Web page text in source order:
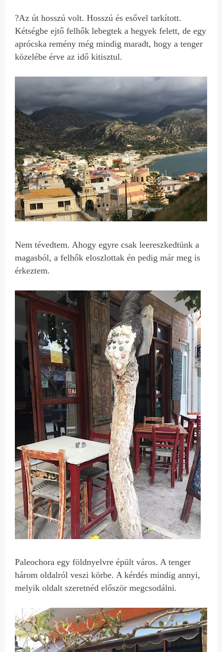
?Az út hosszú volt. Hosszú és esővel tarkított.
Kétségbe ejtő felhők lebegtek a hegyek felett, de egy
aprócska remény még mindig maradt, hogy a tenger
közelébe érve az idő kitisztul.
Nem tévedtem. Ahogy egyre csak leereszkedtünk a
magasból, a felhők eloszlottak én pedig már meg is
érkeztem.
Paleochora egy földnyelvre épült város. A tenger
három oldalról veszi körbe. A kérdés mindig annyi,
melyik oldalt szeretnéd először megcsodálni.